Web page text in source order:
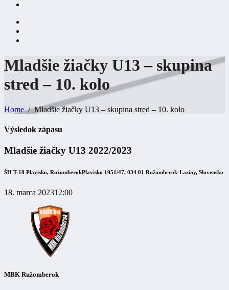
Mladšie žiačky U13 – skupina
stred – 10. kolo
Home Mladšie žiačky U13 – skupina stred – 10. kolo
Výsledok zápasu
Mladšie žiačky U13 2022/2023
ŠH T-18 Plavisko, RužomberokPlavisko 1951/47, 034 01 Ružomberok-Laziny, Slovensko
18. marca 202312:00
MBK Ružomberok